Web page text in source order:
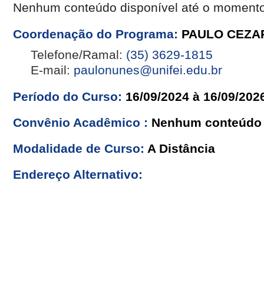
Nenhum conteúdo disponível até o
Coordenação do Programa: PAULO
Telefone/Ramal: (35) 3629-1815
E-mail: paulonunes@unifei.edu.br
Período do Curso: 16/09/2024 à 16/09/
Convênio Acadêmico : Nenhum
Modalidade de Curso: A Distância
Endereço Alternativo: